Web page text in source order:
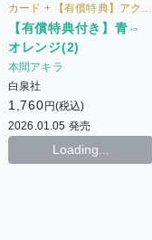
カード + 【有償特典】アクリ
ルコースター
【有償特典付き】青⇔
オレンジ(2)
本間アキラ
白泉社
1,760 円(税込)
2026.01.05 発売
Loading...